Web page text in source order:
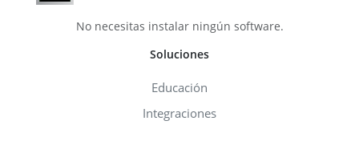
No necesitas instalar ningún software.
Soluciones
Educación
Integraciones